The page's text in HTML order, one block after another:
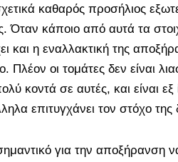
καθαρός προσήλιος
Όταν κάποιο από αυτά τα
και η εναλλακτική της
Πλέον οι τομάτες δεν είναι
κοντά σε αυτές, και είναι
επιτυγχάνει τον στόχο της
για την αποξήρανση